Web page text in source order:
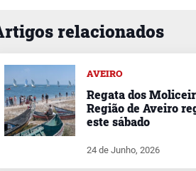
relacionados
AVEIRO
Regata dos
Região de Aveiro
este sábado
24 de Junho, 2026